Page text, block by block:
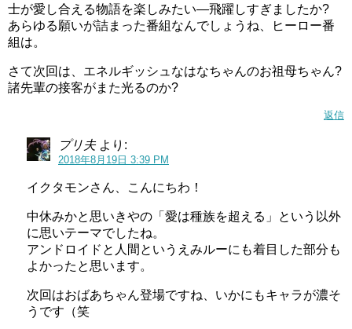
の解析ではもぐもぐが猫のりりーちゃんに恋したのは間違
いないようです。
士が愛し合える物語を楽しみたい―飛躍しすぎましたか?
あらゆる願いが詰まった番組なんでしょうね、ヒーロー番
組は。
さて次回は、エネルギッシュなはなちゃんのお祖母ちゃん?
諸先輩の接客がまた光るのか?
返信
プリ夫 より:
2018年8月19日 3:39 PM
イクタモンさん、こんにちわ！
中休みかと思いきやの「愛は種族を超える」という以外
に思いテーマでしたね。
アンドロイドと人間というえみルーにも着目した部分も
よかったと思います。
次回はおばあちゃん登場ですね、いかにもキャラが濃そ
うです（笑